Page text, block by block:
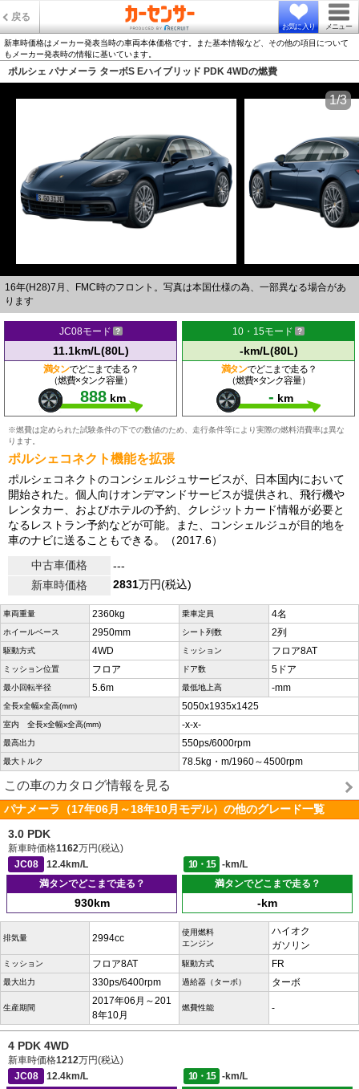
戻る
お気に入り メニュー
新車時価格はメーカー発表当時の車両本体価格です。また基本情報など、その他の項目について
もメーカー発表時の情報に基いています。
ポルシェ パナメーラ ターボS Eハイブリッド PDK 4WDの燃費
16年(H28)7月、FMC時のフロント。写真は本国仕様の為、一部異なる場合があ
ります
1/3
JC08モード
11.1km/L(80L)
満タンでどこまで走る？
（燃費×タンク容量）
888 km
10・15モード
-km/L(80L)
満タンでどこまで走る？
（燃費×タンク容量）
- km
※燃費は定められた試験条件の下での数値のため、走行条件等により実際の燃料消費率は異な
ります。
ポルシェコネクト機能を拡張
ポルシェコネクトのコンシェルジュサービスが、日本国内において
開始された。個人向けオンデマンドサービスが提供され、飛行機や
レンタカー、およびホテルの予約、クレジットカード情報が必要と
なるレストラン予約などが可能。また、コンシェルジュが目的地を
車のナビに送ることもできる。（2017.6）
中古車価格
---
新車時価格
2831万円(税込)
車両重量 2360kg 乗車定員 4名
ホイールベース 2950mm シート列数 2列
駆動方式 4WD ミッション フロア8AT
ミッション位置 フロア ドア数 5ドア
最小回転半径 5.6m 最低地上高 -mm
全長x全幅x全高(mm) 5050x1935x1425
室内 全長x全幅x全高(mm) -x-x-
最高出力 550ps/6000rpm
最大トルク 78.5kg・m/1960～4500rpm
この車のカタログ情報を見る
パナメーラ（17年06月～18年10月モデル）の他のグレード一覧
3.0 PDK
新車時価格1162万円(税込)
JC08
12.4km/L 10・15
-km/L
満タンでどこまで走る？
930km
満タンでどこまで走る？
-km
排気量 2994cc
使用燃料
エンジン
ハイオク
ガソリン
ミッション フロア8AT 駆動方式 FR
最大出力 330ps/6400rpm 過給器（ターボ） ターボ
生産期間
2017年06月～201
8年10月
燃費性能 -
4 PDK 4WD
新車時価格1212万円(税込)
JC08
12.4km/L 10・15
-km/L